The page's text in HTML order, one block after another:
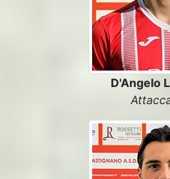
D'Angelo